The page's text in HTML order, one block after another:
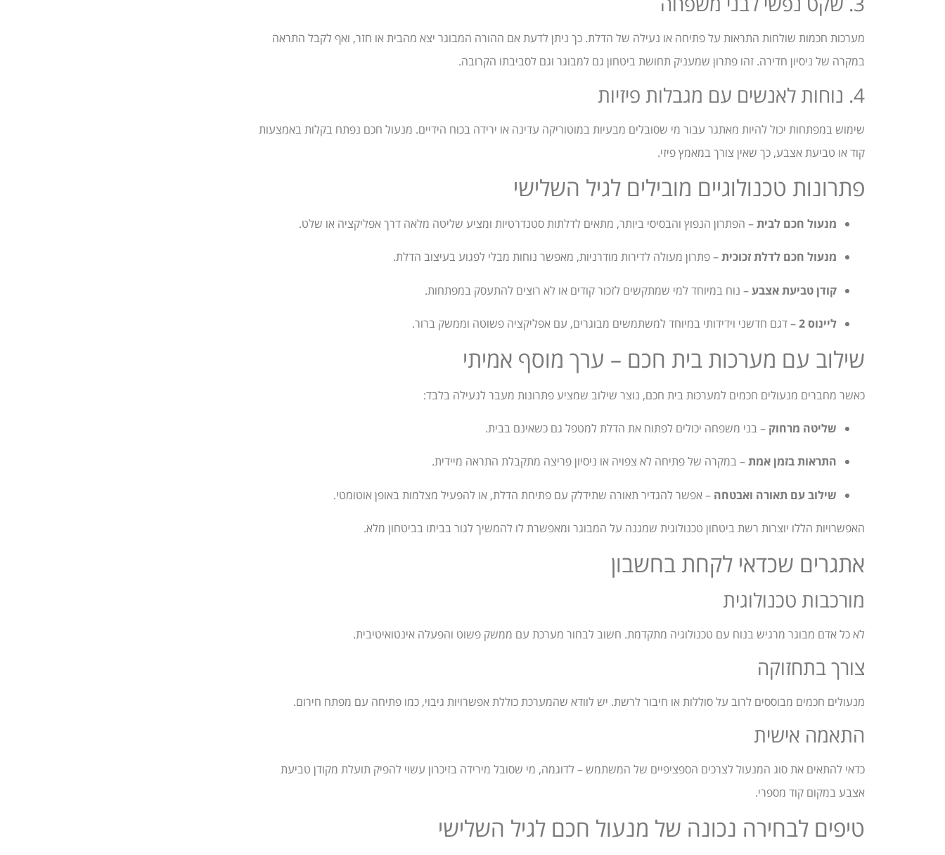
מערכות חכמות שולחות התראות על פתיחה או נעילה של הדלת. כך ניתן לדעת אם ההורה המבוגר יצא מהבית או חזר, ואף לקבל התראה
במקרה של ניסיון חדירה. זהו פתרון שמעניק תחושת ביטחון גם למבוגר וגם לסביבתו הקרובה.
4. נוחות לאנשים עם מגבלות פיזיות
שימוש במפתחות יכול להיות מאתגר עבור מי שסובלים מבעיות במוטוריקה עדינה או ירידה בכוח הידיים. מנעול חכם נפתח בקלות באמצעות
קוד או טביעת אצבע, כך שאין צורך במאמץ פיזי.
פתרונות טכנולוגיים מובילים לגיל השלישי
מנעול חכם לבית– הפתרון הנפוץ והבסיסי ביותר, מתאים לדלתות סטנדרטיות ומציע שליטה מלאה דרך אפליקציה או שלט.
מנעול חכם לדלת זכוכית– פתרון מעולה לדירות מודרניות, מאפשר נוחות מבלי לפגוע בעיצוב הדלת.
קודן טביעת אצבע– נוח במיוחד למי שמתקשים לזכור קודים או לא רוצים להתעסק במפתחות.
ליינוס 2 – דגם חדשני וידידותי במיוחד למשתמשים מבוגרים, עם אפליקציה פשוטה וממשק ברור.
שילוב עם מערכות בית חכם – ערך מוסף אמיתי
כאשר מחברים מנעולים חכמים למערכות בית חכם, נוצר שילוב שמציע פתרונות מעבר לנעילה בלבד:
שליטה מרחוק – בני משפחה יכולים לפתוח את הדלת למטפל גם כשאינם בבית.
התראות בזמן אמת– במקרה של פתיחה לא צפויה או ניסיון פריצה מתקבלת התראה מיידית.
שילוב עם תאורה ואבטחה – אפשר להגדיר תאורה שתידלק עם פתיחת הדלת, או להפעיל מצלמות באופן אוטומטי.
האפשרויות הללו יוצרות רשת ביטחון טכנולוגית שמגנה על המבוגר ומאפשרת לו להמשיך לגור בביתו בביטחון מלא.
אתגרים שכדאי לקחת בחשבון
מורכבות טכנולוגית
לא כל אדם מבוגר מרגיש בנוח עם טכנולוגיה מתקדמת. חשוב לבחור מערכת עם ממשק פשוט והפעלה אינטואיטיבית.
צורך בתחזוקה
מנעולים חכמים מבוססים לרוב על סוללות או חיבור לרשת. יש לוודא שהמערכת כוללת אפשרויות גיבוי, כמו פתיחה עם מפתח חירום.
התאמה אישית
כדאי להתאים את סוג המנעול לצרכים הספציפיים של המשתמש – לדוגמה, מי שסובל מירידה בזיכרון עשוי להפיק תועלת מקודן טביעת
אצבע במקום קוד מספרי.
טיפים לבחירה נכונה של מנעול חכם לגיל השלישי